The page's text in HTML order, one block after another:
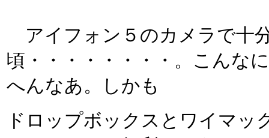
アイフォン５のカメラで十
頃・・・・・・・・。こんな
へんなあ。しかも
ドロップボックスとワイマッ